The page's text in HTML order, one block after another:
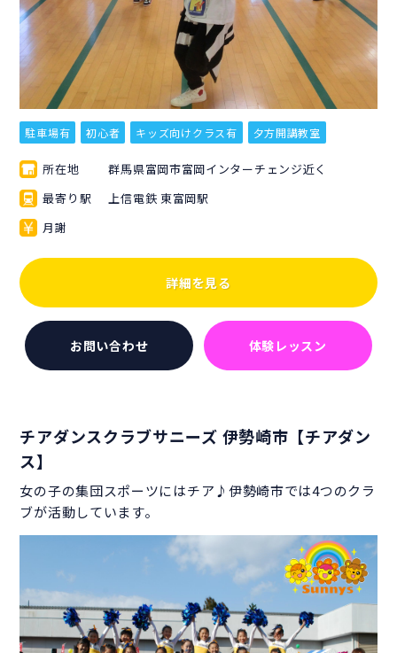
駐車場有 初心者 キッズ向けクラス有 夕方開講教室
所在地
群馬県富岡市富岡インターチェンジ近く
最寄り駅
上信電鉄 東富岡駅
月謝
詳細を見る
お問い合わせ 体験レッスン
チアダンスクラブサニーズ 伊勢崎市【チアダン
ス】
女の子の集団スポーツにはチア♪伊勢崎市では4つのクラ
ブが活動しています。